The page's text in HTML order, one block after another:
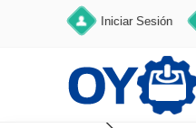
Iniciar Sesión